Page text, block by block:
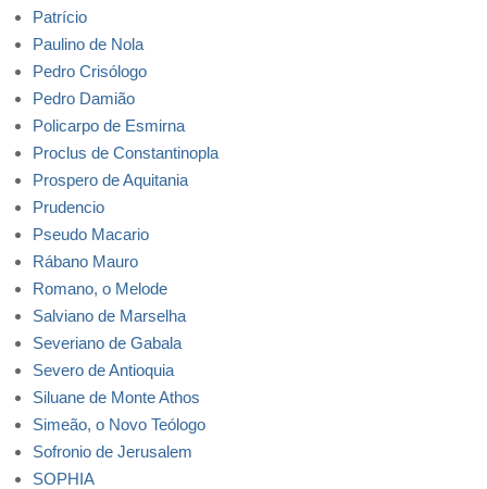
Patrício
Paulino de Nola
Pedro Crisólogo
Pedro Damião
Policarpo de Esmirna
Proclus de Constantinopla
Prospero de Aquitania
Prudencio
Pseudo Macario
Rábano Mauro
Romano, o Melode
Salviano de Marselha
Severiano de Gabala
Severo de Antioquia
Siluane de Monte Athos
Simeão, o Novo Teólogo
Sofronio de Jerusalem
SOPHIA